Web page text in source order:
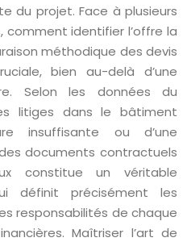
du projet. Face à plusieurs
identifier l’offre la
méthodique des devis
bien au-delà d’une
Selon les données du
litiges dans le bâtiment
insuffisante ou d’une
documents contractuels
constitue un véritable
définit précisément les
responsabilités de chaque
Maîtriser l’art de